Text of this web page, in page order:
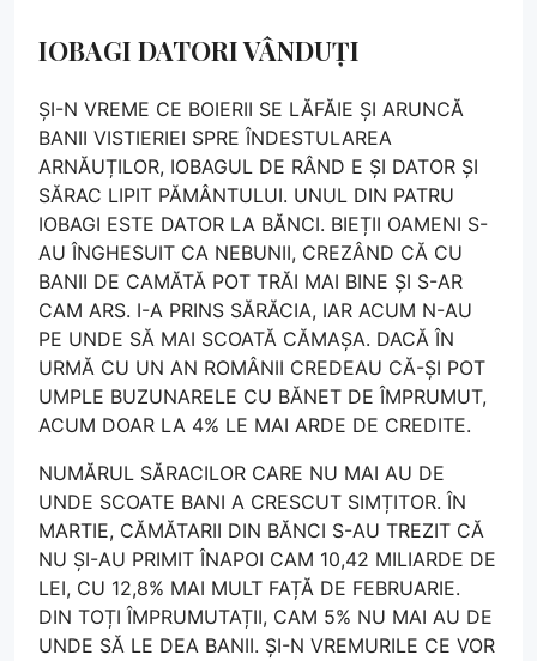
IOBAGI DATORI VÂNDUȚI
ȘI-N VREME CE BOIERII SE LĂFĂIE ȘI ARUNCĂ
BANII VISTIERIEI SPRE ÎNDESTULAREA
ARNĂUȚILOR, IOBAGUL DE RÂND E ȘI DATOR ȘI
SĂRAC LIPIT PĂMÂNTULUI. UNUL DIN PATRU
IOBAGI ESTE DATOR LA BĂNCI. BIEȚII OAMENI S-
AU ÎNGHESUIT CA NEBUNII, CREZÂND CĂ CU
BANII DE CAMĂTĂ POT TRĂI MAI BINE ȘI S-AR
CAM ARS. I-A PRINS SĂRĂCIA, IAR ACUM N-AU
PE UNDE SĂ MAI SCOATĂ CĂMAȘA. DACĂ ÎN
URMĂ CU UN AN ROMÂNII CREDEAU CĂ-ȘI POT
UMPLE BUZUNARELE CU BĂNET DE ÎMPRUMUT,
ACUM DOAR LA 4% LE MAI ARDE DE CREDITE.
NUMĂRUL SĂRACILOR CARE NU MAI AU DE
UNDE SCOATE BANI A CRESCUT SIMȚITOR. ÎN
MARTIE, CĂMĂTARII DIN BĂNCI S-AU TREZIT CĂ
NU ȘI-AU PRIMIT ÎNAPOI CAM 10,42 MILIARDE DE
LEI, CU 12,8% MAI MULT FAȚĂ DE FEBRUARIE.
DIN TOȚI ÎMPRUMUTAȚII, CAM 5% NU MAI AU DE
UNDE SĂ LE DEA BANII. ȘI-N VREMURILE CE VOR